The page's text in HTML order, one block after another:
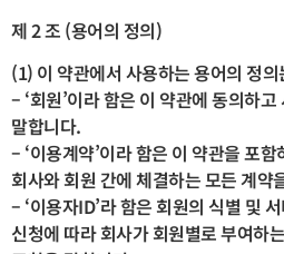
제 2 조 (용어의 정의)
(1) 이 약관에서 사용하는 용어의 정
– ‘회원’이라 함은 이 약관에 동의하
말합니다.
– ‘이용계약’이라 함은 이 약관을 포
회사와 회원 간에 체결하는 모든 계약
– ‘이용자ID’라 함은 회원의 식별 및
신청에 따라 회사가 회원별로 부여하